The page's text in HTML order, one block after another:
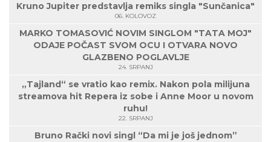
Kruno Jupiter predstavlja remiks singla "Sunčanica"
06. KOLOVOZ
MARKO TOMASOVIĆ NOVIM SINGLOM "TATA MOJ"
ODAJE POČAST SVOM OCU I OTVARA NOVO
GLAZBENO POGLAVLJE
24. SRPANJ
„Tajland“ se vratio kao remix. Nakon pola milijuna
streamova hit Repera iz sobe i Anne Moor u novom
ruhu!
22. SRPANJ
Bruno Rački novi singl “Da mi je još jednom”